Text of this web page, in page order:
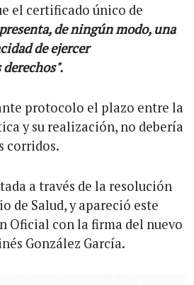
el certificado único de
de ningún modo, una
de ejercer
protocolo el plazo entre la
y su realización, no debería
corridos.
a través de la resolución
de Salud, y apareció este
Oficial con la firma del nuevo
González García.